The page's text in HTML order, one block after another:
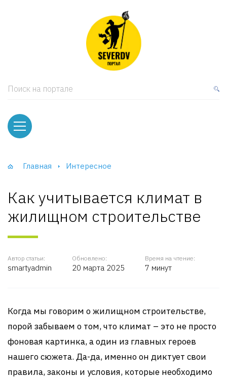
Поиск на портале
Главная Интересное
Как учитывается климат в
жилищном строительстве
Автор статьи:
smartyadmin
Обновлено:
20 марта 2025
Время на чтение:
7 минут
Когда мы говорим о жилищном строительстве,
порой забываем о том, что климат – это не просто
фоновая картинка, а один из главных героев
нашего сюжета. Да-да, именно он диктует свои
правила, законы и условия, которые необходимо
и тумбы